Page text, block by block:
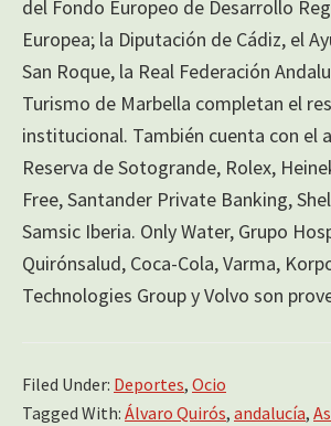
del Fondo Europeo de Desarrollo
Europea; la Diputación de Cádiz, el
San Roque, la Real Federación
Turismo de Marbella completan el
institucional. También cuenta con el
Reserva de Sotogrande, Rolex,
Free, Santander Private Banking,
Samsic Iberia. Only Water, Grupo
Quirónsalud, Coca-Cola, Varma,
Technologies Group y Volvo son
Filed Under: Deportes, Ocio
Tagged With: Álvaro Quirós, andalucía,